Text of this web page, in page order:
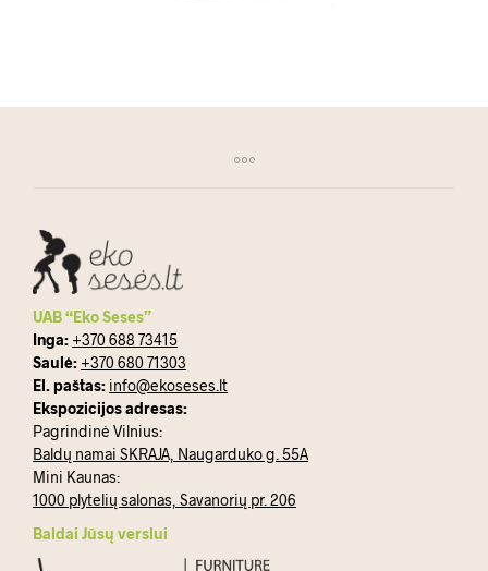
UAB “Eko Seses”
Inga: +370 688 73415
Saulė: +370 680 71303
El. paštas: info@ekoseses.lt
Ekspozicijos adresas:
Pagrindinė Vilnius:
Baldų namai SKRAJA, Naugarduko g. 55A
Mini Kaunas:
1000 plytelių salonas, Savanorių pr. 206
Baldai Jūsų verslui